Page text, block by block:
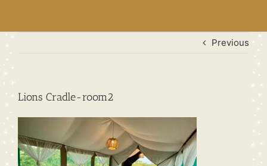
Previous
Lions Cradle-room2